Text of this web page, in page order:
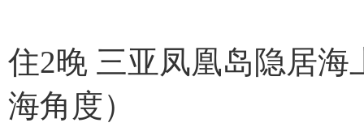
住2晚 三亚凤凰岛隐居海
海角度）